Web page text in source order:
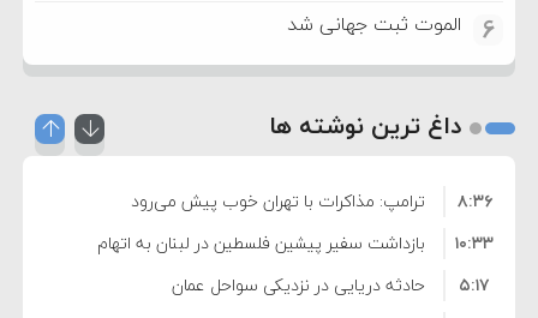
6 الموت ثبت جهانی شد
داغ ترین نوشته ها
ترامپ: مذاکرات با تهران خوب پیش می‌رود
۸:۳۶
بازداشت سفیر پیشین فلسطین در لبنان به اتهام
فساد و اختلاس اموال
۱۰:۳۳
حادثه دریایی در نزدیکی سواحل عمان
۵:۱۷